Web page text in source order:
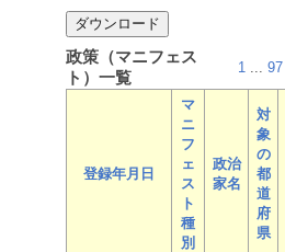
政策（マニフェス
ト）一覧
1 ... 97
登録年月日
マ
ニ
フ
ェ
ス
ト
種
別
政治
家名
対
象
の
都
道
府
県